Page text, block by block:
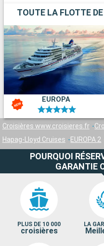
TOUTE LA FLOTTE
EUROPA
Croisières www.croisieres.fr
Hapag-Lloyd Cruises
EUROPA 2
POURQUOI
GARANTIE
PLUS DE 10 000
croisières
LA